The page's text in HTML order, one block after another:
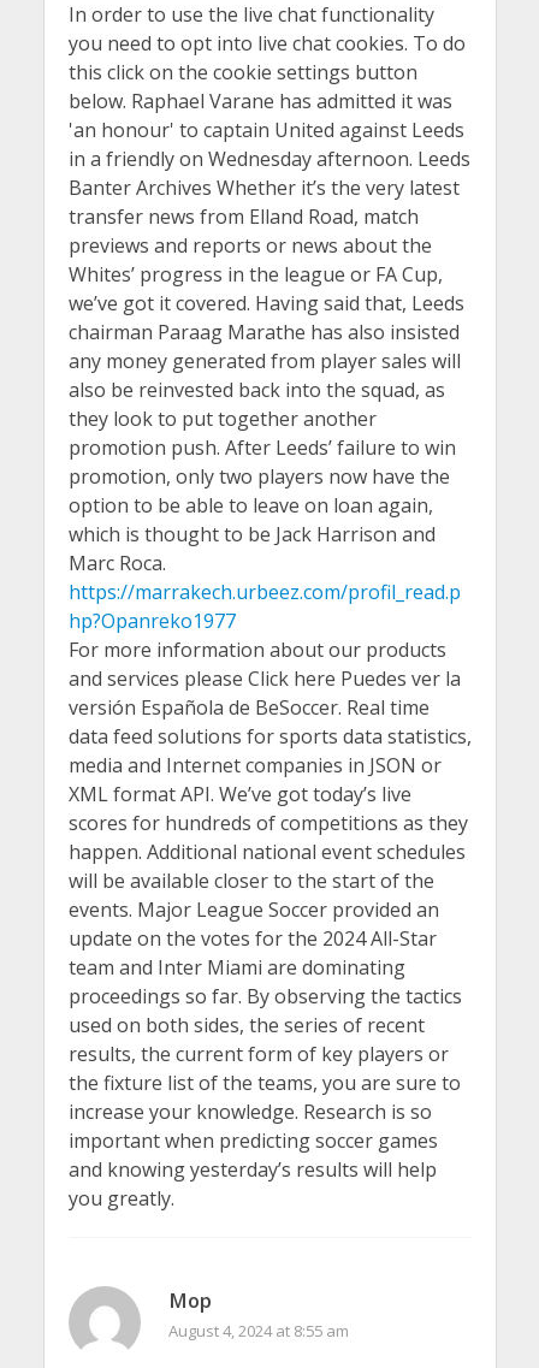
In order to use the live chat functionality
you need to opt into live chat cookies. To do
this click on the cookie settings button
below. Raphael Varane has admitted it was
'an honour' to captain United against Leeds
in a friendly on Wednesday afternoon. Leeds
Banter Archives Whether it’s the very latest
transfer news from Elland Road, match
previews and reports or news about the
Whites’ progress in the league or FA Cup,
we’ve got it covered. Having said that, Leeds
chairman Paraag Marathe has also insisted
any money generated from player sales will
also be reinvested back into the squad, as
they look to put together another
promotion push. After Leeds’ failure to win
promotion, only two players now have the
option to be able to leave on loan again,
which is thought to be Jack Harrison and
Marc Roca.
https://marrakech.urbeez.com/profil_read.p
hp?Opanreko1977
For more information about our products
and services please Click here Puedes ver la
versión Española de BeSoccer. Real time
data feed solutions for sports data statistics,
media and Internet companies in JSON or
XML format API. We’ve got today’s live
scores for hundreds of competitions as they
happen. Additional national event schedules
will be available closer to the start of the
events. Major League Soccer provided an
update on the votes for the 2024 All-Star
team and Inter Miami are dominating
proceedings so far. By observing the tactics
used on both sides, the series of recent
results, the current form of key players or
the fixture list of the teams, you are sure to
increase your knowledge. Research is so
important when predicting soccer games
and knowing yesterday’s results will help
you greatly.
Mop
August 4, 2024 at 8:55 am